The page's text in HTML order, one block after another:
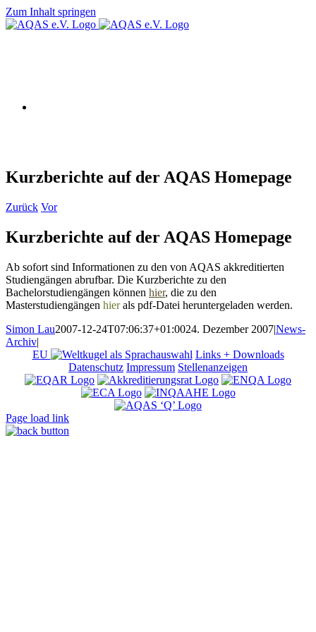
Zum Inhalt springen
Kurzberichte auf der AQAS Homepage
Zurück Vor
Kurzberichte auf der AQAS Homepage
Ab sofort sind Informationen zu den von AQAS akkreditierten
Studiengängen abrufbar. Die Kurzberichte zu den
Bachelorstudiengängen können hier, die zu den
Masterstudiengängen hierals pdf-Datei heruntergeladen werden.
Simon Lau2007-12-24T07:06:37+01:0024. Dezember 2007|News-
Archiv|
EU
Links + Downloads
Datenschutz Impressum Stellenanzeigen
Page load link